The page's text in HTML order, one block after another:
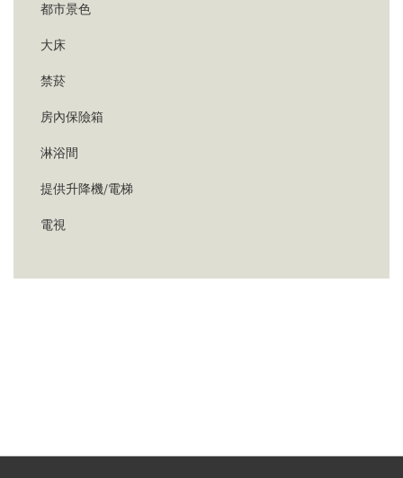
都市景色
大床
禁菸
房內保險箱
淋浴間
提供升降機/電梯
電視